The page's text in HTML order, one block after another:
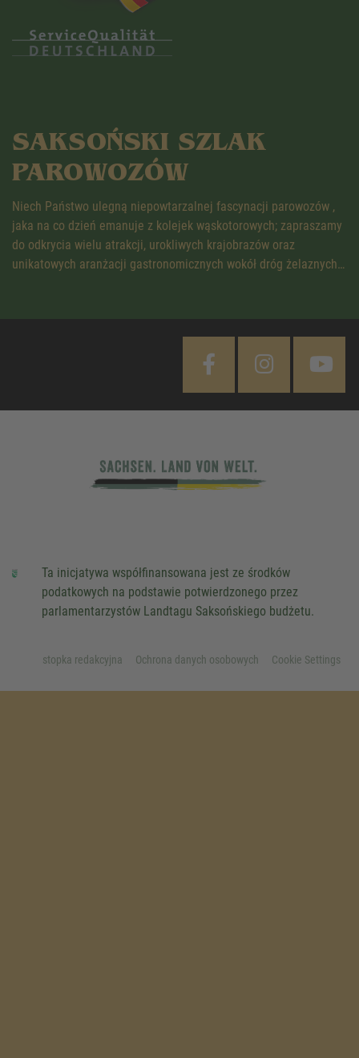
SAKSOŃSKI SZLAK
PAROWOZÓW
Niech Państwo ulegną niepowtarzalnej fascynacji parowozów ,
jaka na co dzień emanuje z kolejek wąskotorowych; zapraszamy
do odkrycia wielu atrakcji, urokliwych krajobrazów oraz
unikatowych aranżacji gastronomicznych wokół dróg żelaznych…
Ta inicjatywa współfinansowana jest ze środków
podatkowych na podstawie potwierdzonego przez
parlamentarzystów Landtagu Saksońskiego budżetu.
stopka redakcyjna Ochrona danych osobowych Cookie Settings